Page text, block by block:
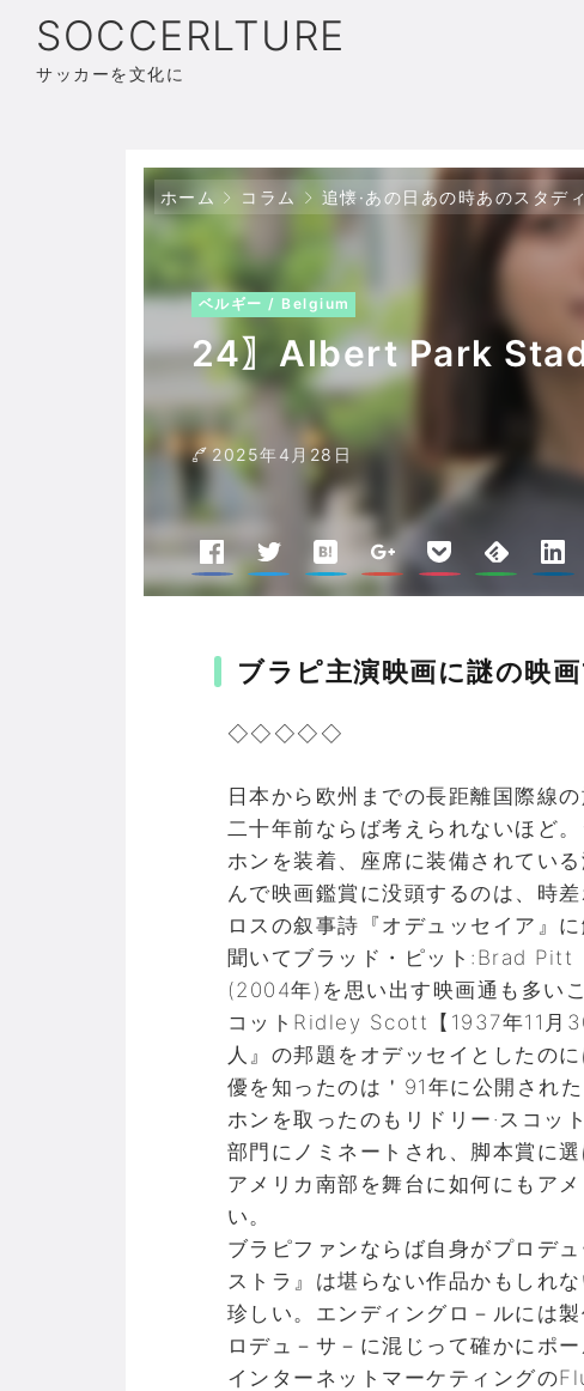
SOCCERLTURE
サッカーを文化に
ホーム コラム 追懐·あの日あの時あのスタデ
ベルギー / Belgium
24〗Albert Park
2025年4月28日
ブラピ主演映画に謎の映
◇◇◇◇◇
日本から欧州までの長距離国際線
二十年前ならば考えられないほど
ホンを装着、座席に装備されてい
んで映画鑑賞に没頭するのは、時
ロスの叙事詩『オデュッセイア』
聞いてブラッド・ピット:Brad Pitt
(2004年)を思い出す映画通も多い
コットRidley Scott【1937年11月
人』の邦題をオデッセイとしたの
優を知ったのは＇91年に公開され
ホンを取ったのもリドリー·スコッ
部門にノミネートされ、脚本賞に
アメリカ南部を舞台に如何にもア
い。
ブラピファンならば自身がプロデ
ストラ』は堪らない作品かもしれ
珍しい。エンディングロ－ルには
ロデュ－サ－に混じって確かにポ
インターネットマーケティングの